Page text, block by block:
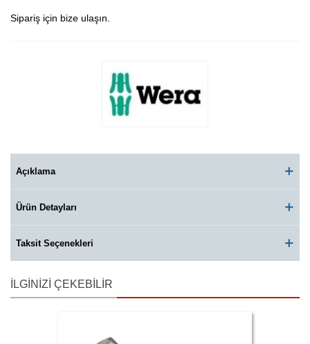
Sipariş için bize ulaşın.
Açıklama
Ürün Detayları
Taksit Seçenekleri
İLGINIZI ÇEKEBILIR